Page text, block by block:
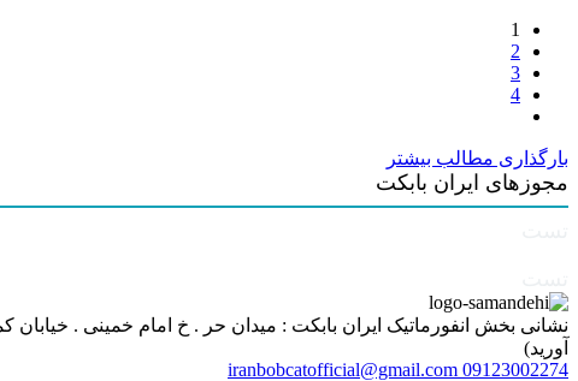
1
2
3
4
بارگذاری مطالب بیشتر
مجوزهای ایران بابکت
آورید)
09123002274
iranbobcatofficial@gmail.com